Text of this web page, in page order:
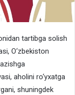
tartibga solish
O‘zbekiston
aholini ro‘yxatga
shuningdek